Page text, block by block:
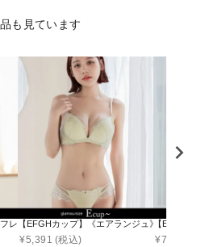
も見ています
レレースブラ&ショーツ
【EFGHカップ】《エアランジュ》ルリアン
¥5,391 (税込)
【EFカッ
¥7,390